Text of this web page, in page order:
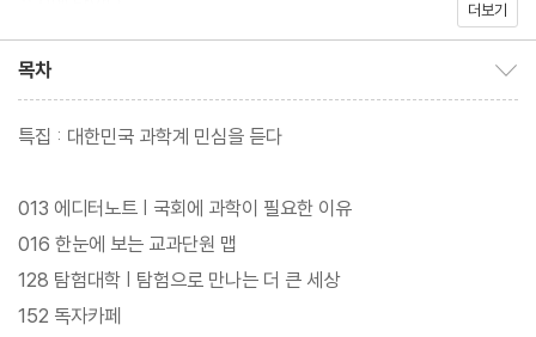
더보기
목차
특집 : 대한민국 과학계 민심을 듣다
013 에디터노트 | 국회에 과학이 필요한 이유
016 한눈에 보는 교과단원 맵
128 탐험대학 | 탐험으로 만나는 더 큰 세상
152 독자카페